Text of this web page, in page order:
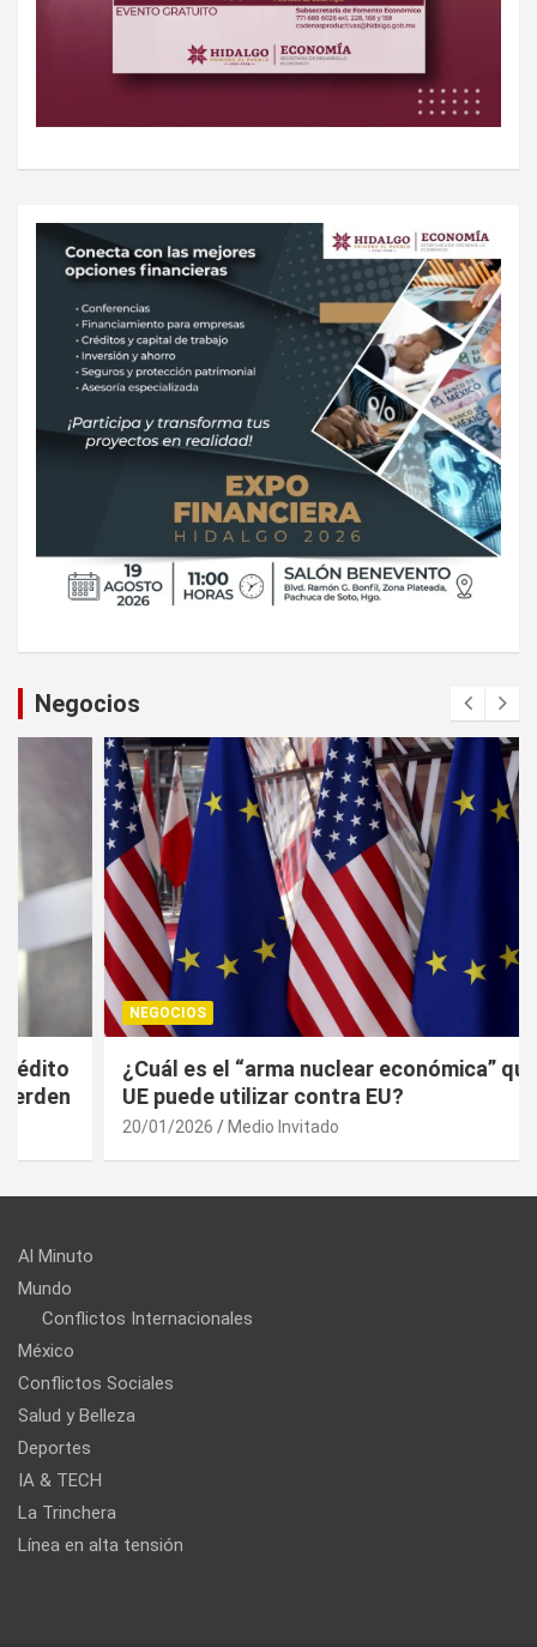
Negocios
NEGOCIOS
¿Cuál es el “arma nuclear económica” que la
UE puede utilizar contra EU?
20/01/2026 Medio Invitado
Al Minuto
Mundo
Conflictos Internacionales
México
Conflictos Sociales
Salud y Belleza
Deportes
IA & TECH
La Trinchera
Línea en alta tensión